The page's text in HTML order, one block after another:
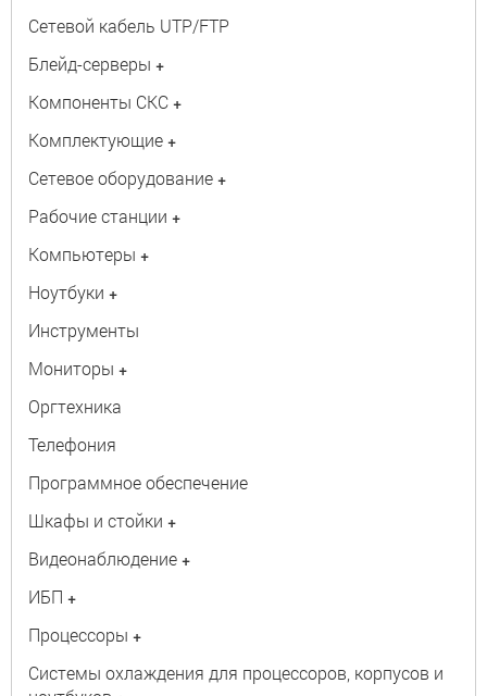
Сетевой кабель UTP/FTP
Блейд-серверы +
Компоненты СКС +
Комплектующие +
Сетевое оборудование +
Рабочие станции +
Компьютеры +
Ноутбуки +
Инструменты
Мониторы +
Оргтехника
Телефония
Программное обеспечение
Шкафы и стойки +
Видеонаблюдение +
ИБП +
Процессоры +
Системы охлаждения для процессоров, корпусов и